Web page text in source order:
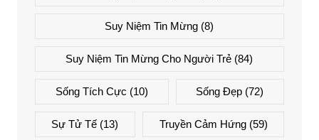
Suy Niệm Tin Mừng (8)
Suy Niệm Tin Mừng Cho Người Trẻ (84)
Sống Tích Cực (10) Sống Đẹp (72)
Sự Tử Tế (13) Truyền Cảm Hứng(59)